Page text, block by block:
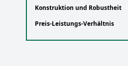
Konstruktion und Robustheit
Preis-Leistungs-Verhältnis